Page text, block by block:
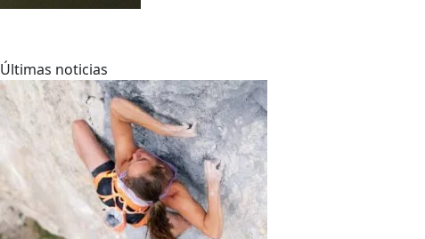
Últimas noticias